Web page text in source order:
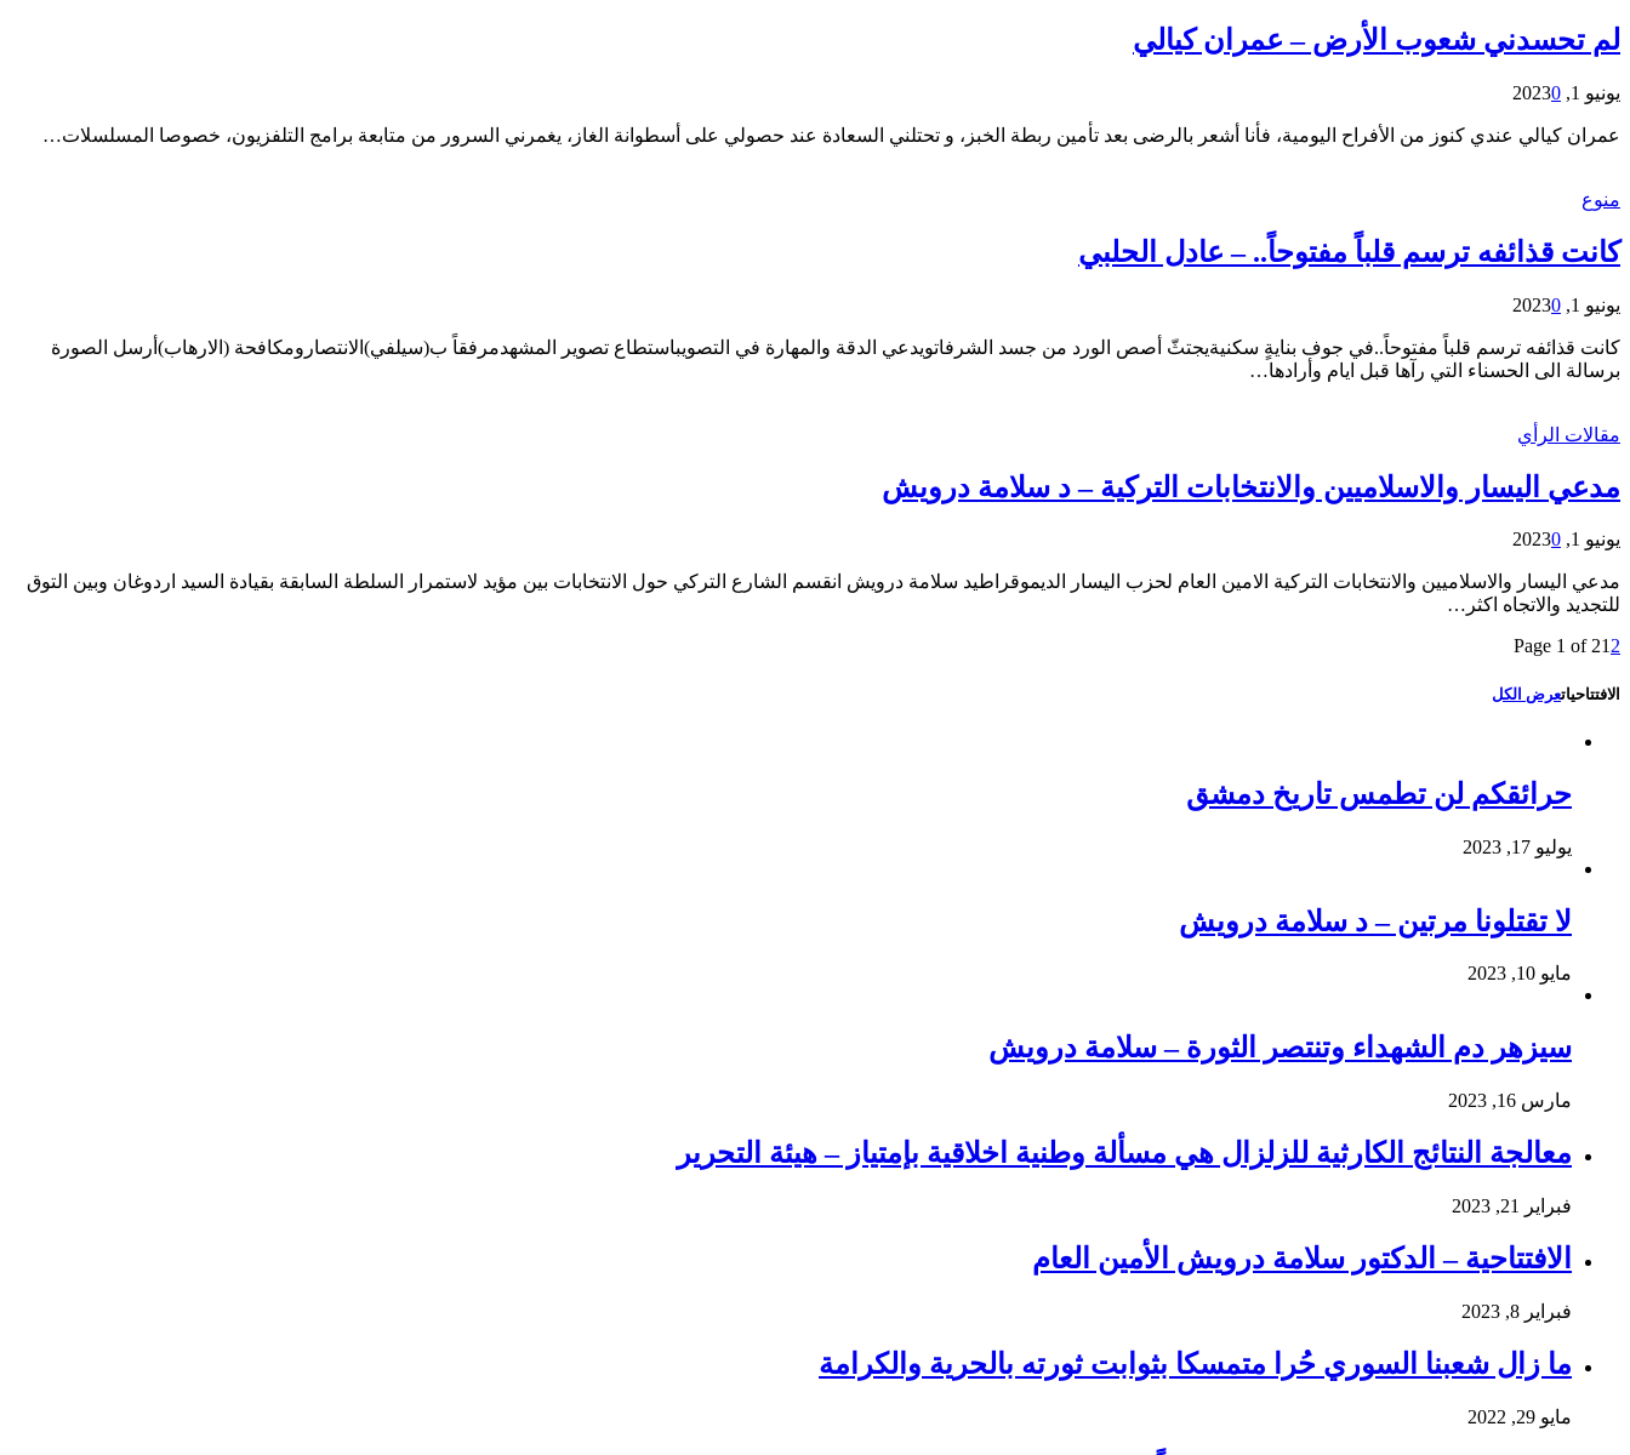
لم تحسدني شعوب الأرض – عمران كيالي
يونيو 1, 2023 0
عمران كيالي عندي كنوز من الأفراح اليومية، فأنا أشعر بالرضى بعد تأمين ربطة الخبز، و تحتلني السعادة عند حصولي على أسطوانة الغاز، يغمرني السرور من متابعة برامج التلفزيون، خصوصا المسلسلات…
منوع
كانت قذائفه ترسم قلباً مفتوحاً.. – عادل الحلبي
يونيو 1, 2023 0
كانت قذائفه ترسم قلباً مفتوحاً..في جوف بنايةٍ سكنيةيجتثّ أصص الورد من جسد الشرفاتويدعي الدقة والمهارة في التصويباستطاع تصوير المشهدمرفقاً ب(سيلفي)الانتصارومكافحة (الارهاب)أرسل الصورة
برسالة الى الحسناء التي رآها قبل ايام وأرادها…
مقالات الرأي
مدعي اليسار والاسلاميين والانتخابات التركية – د سلامة درويش
يونيو 1, 2023 0
مدعي اليسار والاسلاميين والانتخابات التركية الامين العام لحزب اليسار الديموقراطيد سلامة درويش انقسم الشارع التركي حول الانتخابات بين مؤيد لاستمرار السلطة السابقة بقيادة السيد اردوغان وبين التوق
للتجديد والاتجاه اكثر…
Page 1 of 212
الافتتاحياتعرض الكل
حرائقكم لن تطمس تاريخ دمشق
يوليو 17, 2023
لا تقتلونا مرتين – د سلامة درويش
مايو 10, 2023
سيزهر دم الشهداء وتنتصر الثورة – سلامة درويش
مارس 16, 2023
معالجة النتائج الكارثية للزلزال هي مسألة وطنية اخلاقية بإمتياز – هيئة التحرير
فبراير 21, 2023
الافتتاحية – الدكتور سلامة درويش الأمين العام
فبراير 8, 2023
ما زال شعبنا السوري حُرا متمسكا بثوابت ثورته بالحرية والكرامة
مايو 29, 2022